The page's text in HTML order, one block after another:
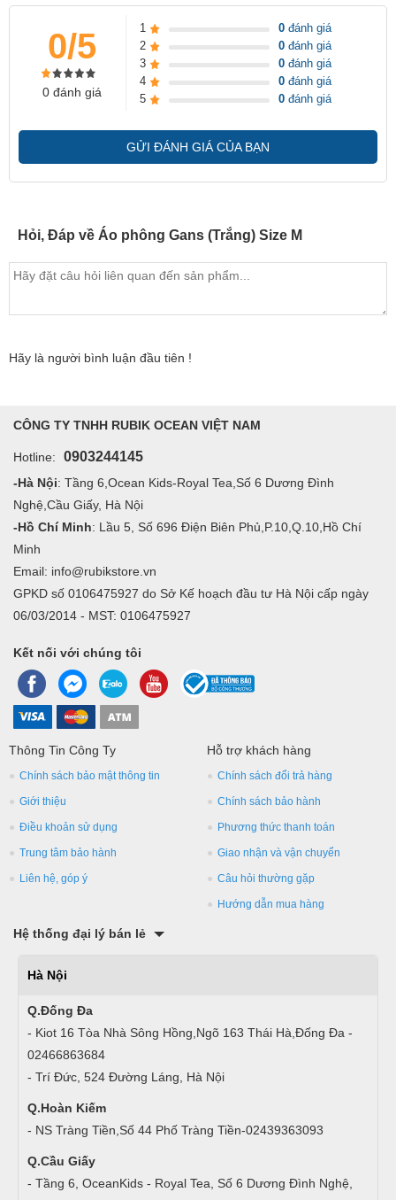
0/5
0 đánh giá
1 0 đánh giá
2
0 đánh giá
3
0 đánh giá
4
0 đánh giá
5
0 đánh giá
GỬI ĐÁNH GIÁ CỦA BẠN
Hỏi, Đáp về Áo phông Gans (Trắng) Size M
Hãy là người bình luận đầu tiên !
CÔNG TY TNHH RUBIK OCEAN VIỆT NAM
Hotline: 0903244145
-Hà Nội: Tầng 6,Ocean Kids-Royal Tea,Số 6 Dương Đình
Nghệ,Cầu Giấy, Hà Nội
-Hồ Chí Minh: Lầu 5, Số 696 Điện Biên Phủ,P.10,Q.10,Hồ Chí
Minh
Email: info@rubikstore.vn
GPKD số 0106475927 do Sở Kế hoạch đầu tư Hà Nội cấp ngày
06/03/2014 - MST: 0106475927
Kết nối với chúng tôi
Thông Tin Công Ty
Chính sách bảo mật thông tin
Giới thiệu
Điều khoản sử dụng
Trung tâm bảo hành
Liên hệ, góp ý
Hỗ trợ khách hàng
Chính sách đổi trả hàng
Chính sách bảo hành
Phương thức thanh toán
Giao nhận và vận chuyển
Câu hỏi thường gặp
Hướng dẫn mua hàng
Hệ thống đại lý bán lẻ
Hà Nội
Q.Đống Đa
- Kiot 16 Tòa Nhà Sông Hồng,Ngõ 163 Thái Hà,Đống Đa -
02466863684
- Trí Đức, 524 Đường Láng, Hà Nội
Q.Hoàn Kiếm
- NS Tràng Tiền,Số 44 Phố Tràng Tiền-02439363093
Q.Cầu Giấy
- Tầng 6, OceanKids - Royal Tea, Số 6 Dương Đình Nghệ,